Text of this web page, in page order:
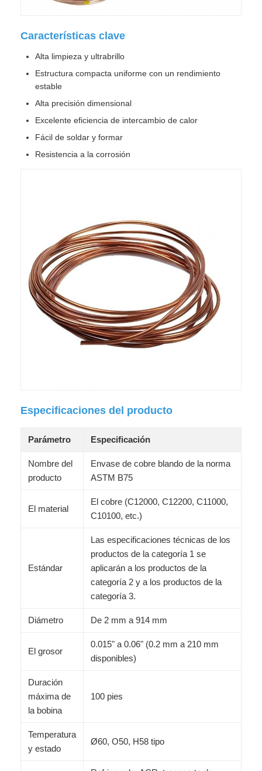
Características clave
Alta limpieza y ultrabrillo
Estructura compacta uniforme con un rendimiento
estable
Alta precisión dimensional
Excelente eficiencia de intercambio de calor
Fácil de soldar y formar
Resistencia a la corrosión
Especificaciones del producto
Parámetro Especificación
Nombre del
producto
Envase de cobre blando de la norma
ASTM B75
El material
El cobre (C12000, C12200, C11000,
C10100, etc.)
Estándar
Las especificaciones técnicas de los
productos de la categoría 1 se
aplicarán a los productos de la
categoría 2 y a los productos de la
categoría 3.
Diámetro De 2 mm a 914 mm
El grosor
0.015" a 0.06" (0.2 mm a 210 mm
disponibles)
Duración
máxima de
la bobina
100 pies
Temperatura
y estado
Ø60, O50, H58 tipo